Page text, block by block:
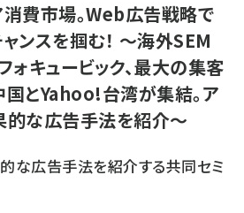
費市場。Web広告戦略で
ンスを掴む！ ～海外SEM
ォキュービック、最大の集客
とYahoo!台湾が集結。ア
的な広告手法を紹介～
な広告手法を紹介する共同セミ